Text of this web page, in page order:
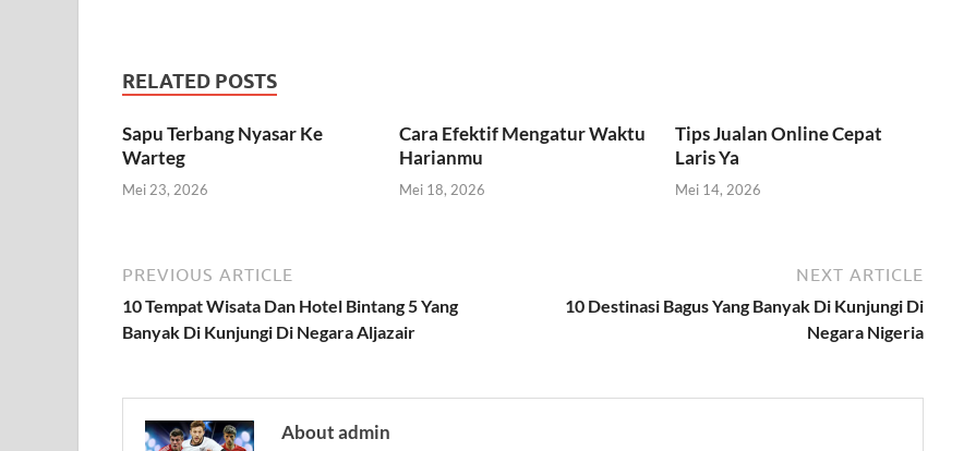
RELATED POSTS
Sapu Terbang Nyasar Ke
Warteg
Mei 23, 2026
Cara Efektif Mengatur Waktu
Harianmu
Mei 18, 2026
Tips Jualan Online Cepat
Laris Ya
Mei 14, 2026
PREVIOUS ARTICLE
10 Tempat Wisata Dan Hotel Bintang 5 Yang
Banyak Di Kunjungi Di Negara Aljazair
NEXT ARTICLE
10 Destinasi Bagus Yang Banyak Di Kunjungi Di
Negara Nigeria
About admin